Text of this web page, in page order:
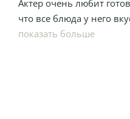
Актер очень любит
что все блюда у него
фирменное не видит
показать больше